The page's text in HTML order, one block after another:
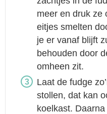
meer en druk ze
eitjes smelten
je er vanaf blijft
behouden door
omheen zit.
Laat de fudge
stollen, dat kan
koelkast.